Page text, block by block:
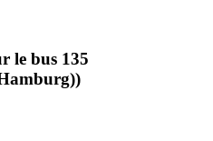
le bus 135